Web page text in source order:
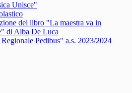
Unisce"
del libro "La maestra va in
di Alba De Luca
Pedibus" a.s. 2023/2024